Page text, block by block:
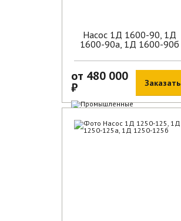
Насос 1Д 1600-90, 1Д
1600-90а, 1Д 1600-90б
от 480 000
₽ Заказать